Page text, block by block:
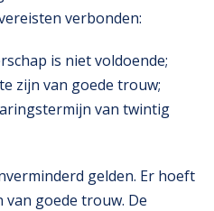
verbonden:
is niet voldoende;
zijn van goede trouw;
van twintig
gelden. Er hoeft
goede trouw. De